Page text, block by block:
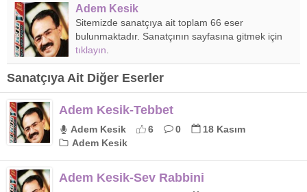
Adem Kesik
Sitemizde sanatçıya ait toplam 66 eser
bulunmaktadır. Sanatçının sayfasına gitmek için
tıklayın
Sanatçıya Ait Diğer Eserler
Adem Kesik-Tebbet
Adem Kesik 6 0
18 Kasım
Adem Kesik
Adem Kesik-Sev Rabbini